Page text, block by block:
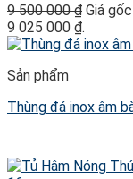
9 500 000₫ Giá
9 025 000 ₫.
Sản phẩm
Thùng đá inox âm